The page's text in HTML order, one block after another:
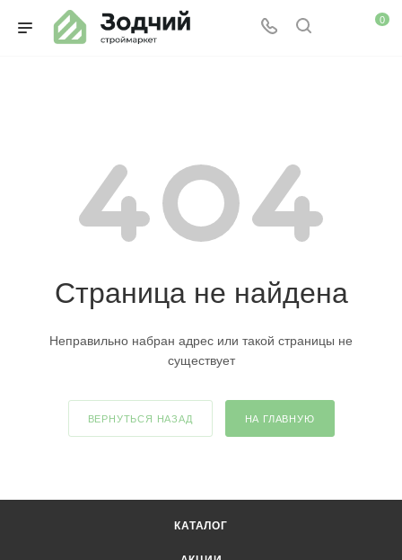
0
Страница не найдена
Неправильно набран адрес или такой страницы не
существует
ВЕРНУТЬСЯ НАЗАД НА ГЛАВНУЮ
КАТАЛОГ